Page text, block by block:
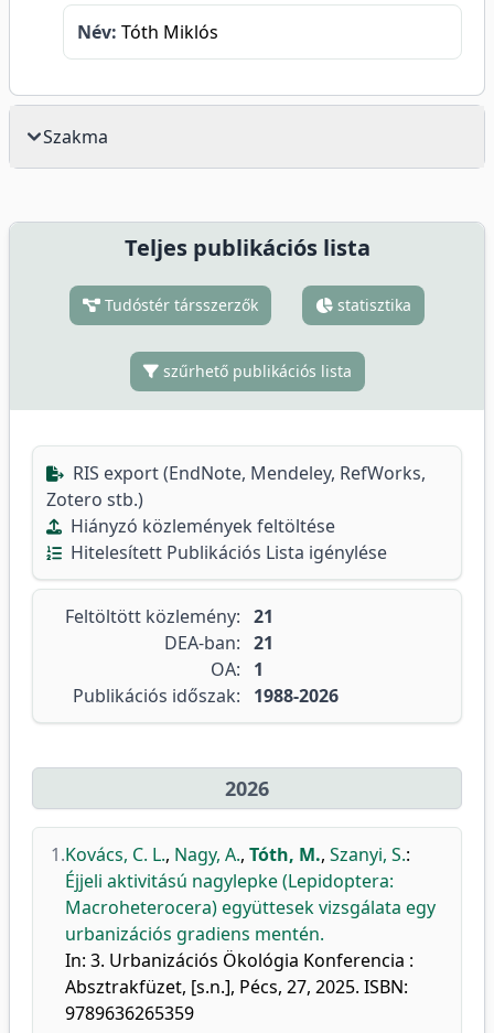
Név: Tóth Miklós
Szakma
Teljes publikációs lista
Tudóstér társszerzők statisztika
szűrhető publikációs lista
RIS export (EndNote, Mendeley, RefWorks,
Zotero stb.)
Hiányzó közlemények feltöltése
Hitelesített Publikációs Lista igénylése
Feltöltött közlemény: 21
DEA-ban: 21
OA:
1
Publikációs időszak:
1988-2026
2026
1.Kovács, C. L., Nagy, A., Tóth, M., Szanyi, S.:
Éjjeli aktivitású nagylepke (Lepidoptera:
Macroheterocera) együttesek vizsgálata egy
urbanizációs gradiens mentén.
In: 3. Urbanizációs Ökológia Konferencia :
Absztrakfüzet, [s.n.], Pécs, 27, 2025. ISBN:
9789636265359